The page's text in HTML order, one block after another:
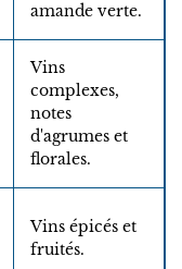
amande verte.
Vins
complexes,
notes
d'agrumes et
florales.
Vins épicés et
fruités.